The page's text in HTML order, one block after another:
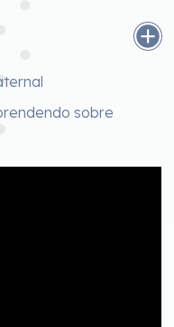
sobre